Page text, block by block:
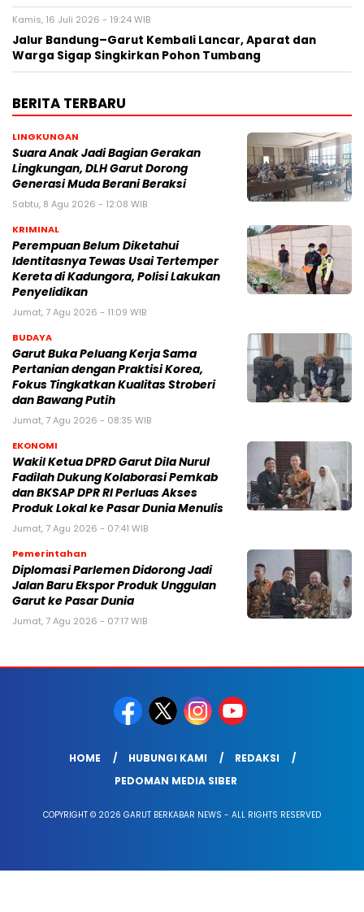
Kamis, 16 Juli 2026 - 19:24 WIB
Jalur Bandung–Garut Kembali Lancar, Aparat dan
Warga Sigap Singkirkan Pohon Tumbang
BERITA TERBARU
LINGKUNGAN
Suara Anak Jadi Bagian Gerakan
Lingkungan, DLH Garut Dorong
Generasi Muda Berani Beraksi
Sabtu, 8 Agu 2026 - 12:08 WIB
KRIMINAL
Perempuan Belum Diketahui
Identitasnya Tewas Usai Tertemper
Kereta di Kadungora, Polisi Lakukan
Penyelidikan
Jumat, 7 Agu 2026 - 11:09 WIB
BUDAYA
Garut Buka Peluang Kerja Sama
Pertanian dengan Praktisi Korea,
Fokus Tingkatkan Kualitas Stroberi
dan Bawang Putih
Jumat, 7 Agu 2026 - 08:35 WIB
EKONOMI
Wakil Ketua DPRD Garut Dila Nurul
Fadilah Dukung Kolaborasi Pemkab
dan BKSAP DPR RI Perluas Akses
Produk Lokal ke Pasar Dunia Menulis
Jumat, 7 Agu 2026 - 07:41 WIB
Pemerintahan
Diplomasi Parlemen Didorong Jadi
Jalan Baru Ekspor Produk Unggulan
Garut ke Pasar Dunia
Jumat, 7 Agu 2026 - 07:17 WIB
HOME HUBUNGI KAMI
REDAKSI
PEDOMAN MEDIA SIBER
COPYRIGHT © 2026 GARUT BERKABAR NEWS - ALL RIGHTS RESERVED